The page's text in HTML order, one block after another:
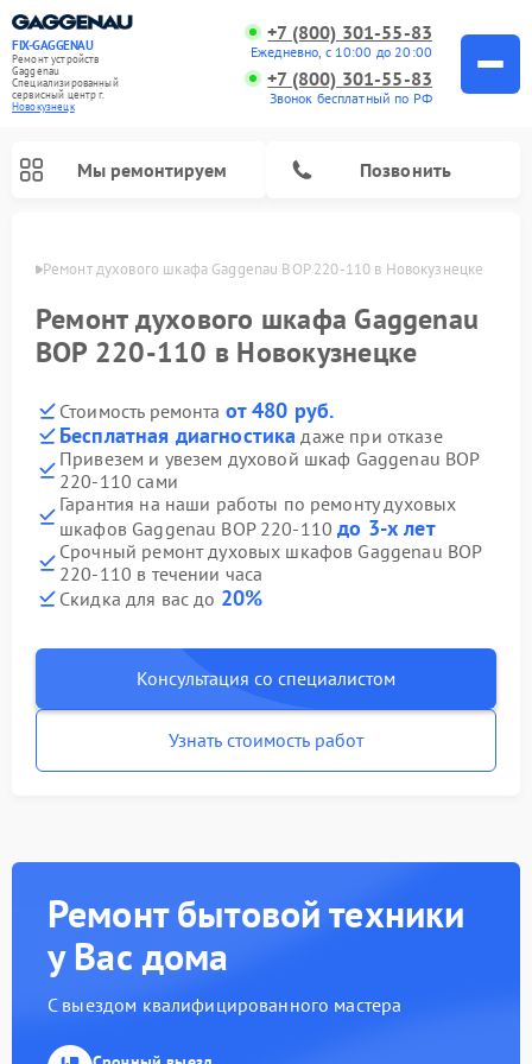
FIX-GAGGENAU
Ремонт устройств
Gaggenau
Специализированный
cервисный центр г.
Новокузнецк
+7 (800) 301-55-83
Ежедневно, с 10:00 до 20:00
+7 (800) 301-55-83
Звонок бесплатный по РФ
Мы ремонтируем Позвонить
Ремонт духового шкафа Gaggenau BOP 220-110 в Новокузнецке
Ремонт духового шкафа Gaggenau
BOP 220-110 в Новокузнецке
Стоимость ремонта от 480 руб.
Бесплатная диагностика даже при отказе
Привезем и увезем духовой шкаф Gaggenau BOP
220-110 сами
Гарантия на наши работы по ремонту духовых
шкафов Gaggenau BOP 220-110до 3-х лет
Срочный ремонт духовых шкафов Gaggenau BOP
220-110 в течении часа
Скидка для вас до 20%
Консультация со специалистом
Узнать стоимость работ
Ремонт бытовой техники
у Вас дома
С выездом квалифицированного мастера